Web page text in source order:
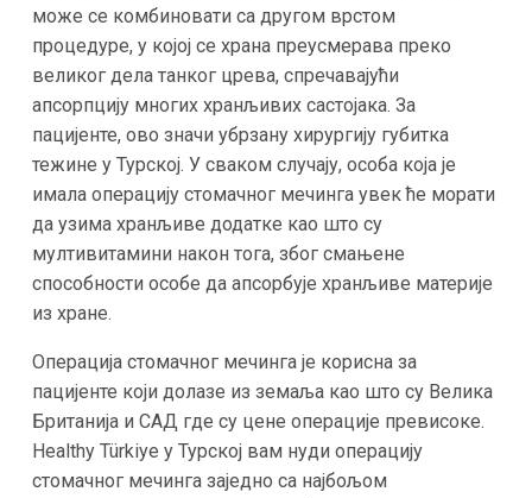
може се комбиновати са другом врстом
процедуре, у којој се храна преусмерава преко
великог дела танког црева, спречавајући
апсорпцију многих хранљивих састојака. За
пацијенте, ово значи убрзану хирургију губитка
тежине у Турској. У сваком случају, особа која је
имала операцију стомачног мечинга увек ће морати
да узима хранљиве додатке као што су
мултивитамини након тога, због смањене
способности особе да апсорбује хранљиве материје
из хране.
Операција стомачног мечинга је корисна за
пацијенте који долазе из земаља као што су Велика
Британија и САД где су цене операције превисоке.
Healthy Türkiye у Турској вам нуди операцију
стомачног мечинга заједно са најбољом